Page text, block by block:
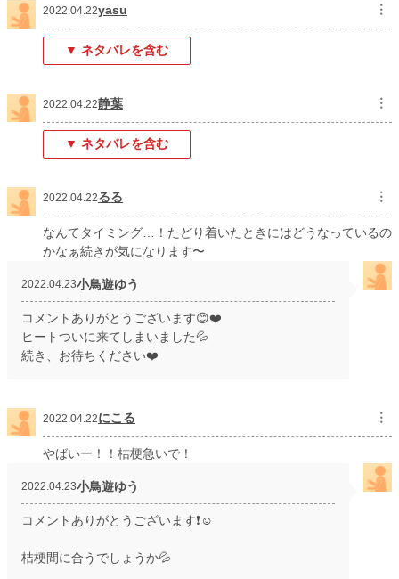
2022.04.22yasu ︙
▼ ネタバレを含む
2022.04.22静葉 ︙
▼ ネタバレを含む
2022.04.22るる ︙
なんてタイミング…！たどり着いたときにはどうなっているの
かなぁ続きが気になります〜
2022.04.23小鳥遊ゆう
コメントありがとうございます😊❤️
ヒートついに来てしまいました💦
続き、お待ちください❤️
2022.04.22にこる ︙
やばいー！！桔梗急いで！
2022.04.23小鳥遊ゆう
コメントありがとうございます❗️☺️
桔梗間に合うでしょうか💦